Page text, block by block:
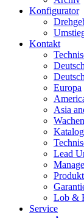
Konfigurator
Kontakt
Europa
Asia
Lead
Lob &
Service